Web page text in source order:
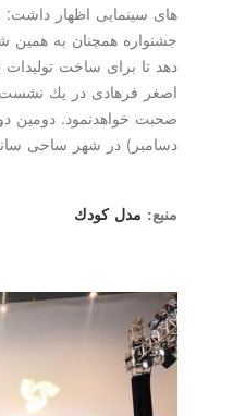
های سینمایی اظهار داشت:
جشنواره همچنان به همین
دهد تا برای ساخت
اصغر فرهادی در یك نشست
صحبت خواهدنمود. دومین
دسامبر) در شهر ساحی
منبع: مدل كودك